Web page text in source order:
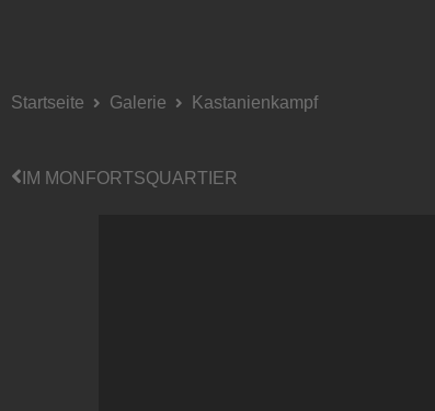
Startseite Galerie Kastanienkampf
IM MONFORTSQUARTIER